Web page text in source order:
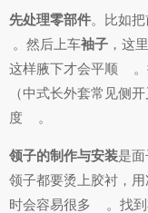
先处理零部件。比如
。然后上车袖子 ，这
这样腋下才会平顺
（中式长外套常见侧
度
。
领子的制作与安装是
领子都要烫上胶衬，
时会容易很多
。找